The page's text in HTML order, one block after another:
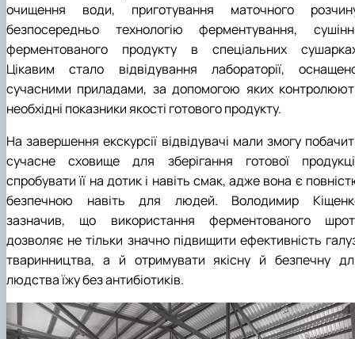
очищення води, приготування маточного
безпосередньо технологію ферментування,
ферментованого продукту в спеціальних
Цікавим стало відвідування лабораторії,
сучасними приладами, за допомогою яких
необхідні показники якості готового продукту.
На завершення екскурсії відвідувачі мали змогу
сучасне сховище для зберігання готової
спробувати її на дотик і навіть смак, адже вона є
безпечною навіть для людей. Володимир
зазначив, що використання ферментованого
дозволяє не тільки значно підвищити ефективність
тваринництва, а й отримувати якісну й безпечну
людства їжу без антибіотиків.